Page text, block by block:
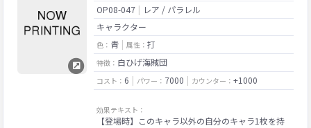
OP08-047
レア / パラレル
キャラクター
色： 青 属性： 打
特徴： 白ひげ海賊団
コスト： 6 パワー： 7000 カウンター： +1000
効果テキスト：
【登場時】このキャラ以外の自分のキャラ1枚を持